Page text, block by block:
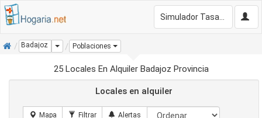
InicioBadajoz Dropdown
Poblaciones
25 Locales En Alquiler Badajoz Provincia
Locales en alquiler